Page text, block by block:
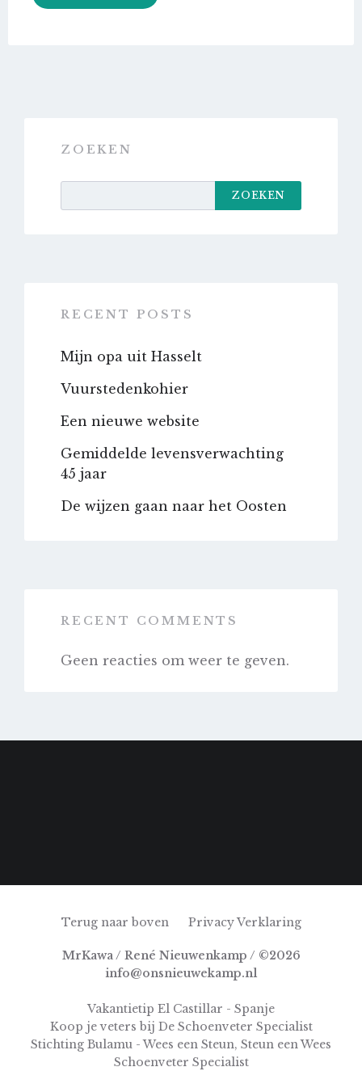
ZOEKEN
ZOEKEN
RECENT POSTS
Mijn opa uit Hasselt
Vuurstedenkohier
Een nieuwe website
Gemiddelde levensverwachting
45 jaar
De wijzen gaan naar het Oosten
RECENT COMMENTS
Geen reacties om weer te geven.
Terug naar boven Privacy Verklaring
MrKawa / René Nieuwenkamp / ©2026
info@onsnieuwekamp.nl
Vakantietip El Castillar - Spanje
Koop je veters bij De Schoenveter Specialist
Stichting Bulamu - Wees een Steun, Steun een Wees
Schoenveter Specialist